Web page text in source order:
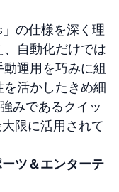
の仕様を深く理
自動化だけでは
運用を巧みに組
活かしたきめ細
みであるクイッ
限に活用されて
ツ＆エンターテ